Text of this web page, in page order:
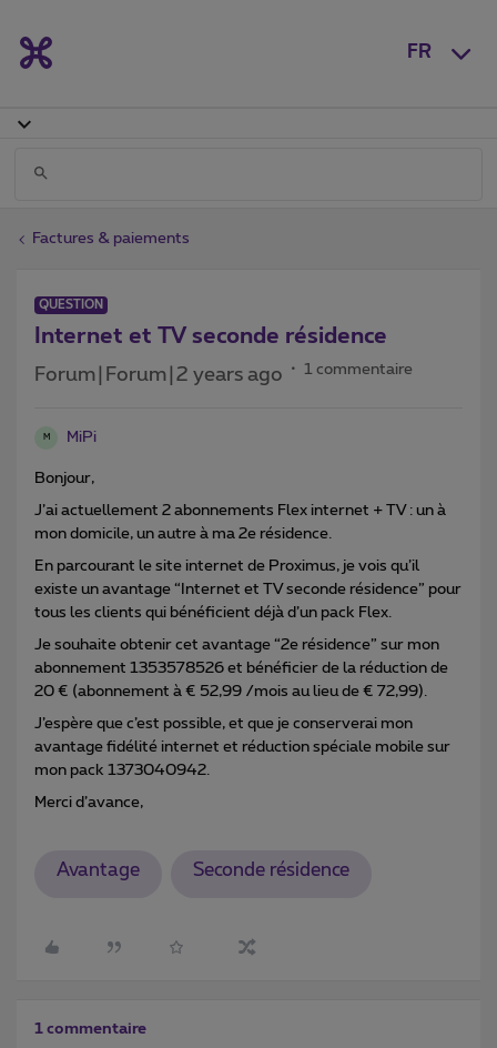
FR
Factures & paiements
QUESTION
Internet et TV seconde résidence
Forum|Forum|2 years ago 1 commentaire
M MiPi
Bonjour,
J’ai actuellement 2 abonnements Flex internet + TV : un à
mon domicile, un autre à ma 2e résidence.
En parcourant le site internet de Proximus, je vois qu’il
existe un avantage “Internet et TV seconde résidence” pour
tous les clients qui bénéficient déjà d’un pack Flex.
Je souhaite obtenir cet avantage “2e résidence” sur mon
abonnement 1353578526 et bénéficier de la réduction de
20 € (abonnement à € 52,99 /mois au lieu de € 72,99).
J’espère que c’est possible, et que je conserverai mon
avantage fidélité internet et réduction spéciale mobile sur
mon pack 1373040942.
Merci d’avance,
Avantage Seconde résidence
1 commentaire